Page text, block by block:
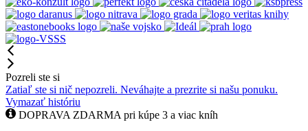
Pozreli ste si
Zatiaľ ste si nič nepozreli. Neváhajte a prezrite si našu ponuku.
Vymazať históriu
DOPRAVA ZDARMA pri kúpe 3 a viac kníh